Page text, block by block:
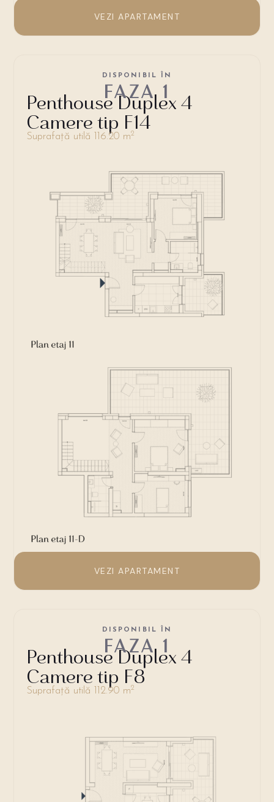
VEZI APARTAMENT
Penthouse Duplex 4
Camere tip F14
Suprafață utilă 116.20 m2
DISPONIBIL ÎN
FAZA 1
VEZI APARTAMENT
Penthouse Duplex 4
Camere tip F8
Suprafață utilă 112.90 m2
DISPONIBIL ÎN
FAZA 1